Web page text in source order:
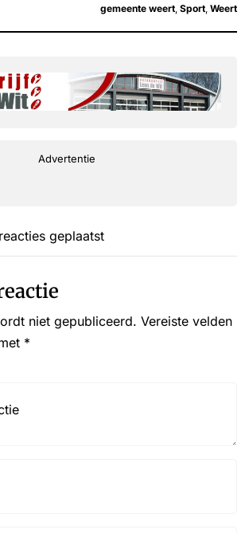
gemeente weert Sport Weert
Advertentie
geplaatst
niet gepubliceerd. Vereiste velden
*